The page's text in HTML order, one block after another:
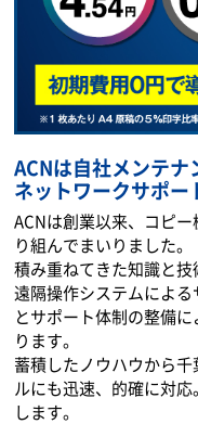
ACNは自社メンテナ
ネットワークサポー
ACNは創業以来、コピ
り組んでまいりました。
積み重ねてきた知識と
遠隔操作システムによ
とサポート体制の整備
ります。
蓄積したノウハウから
ルにも迅速、的確に対
します。